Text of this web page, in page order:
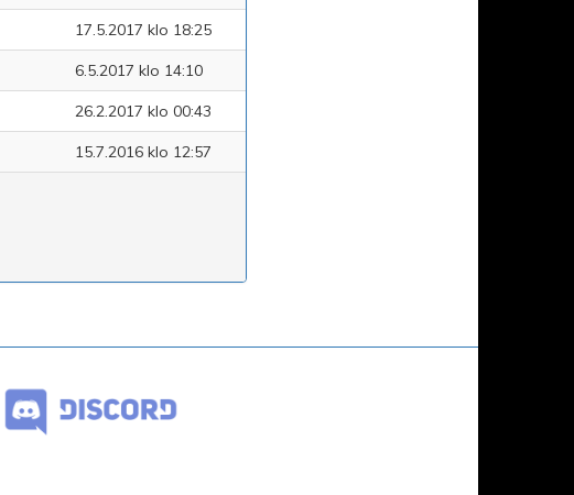
17.5.2017 klo 18:25
6.5.2017 klo 14:10
26.2.2017 klo 00:43
15.7.2016 klo 12:57